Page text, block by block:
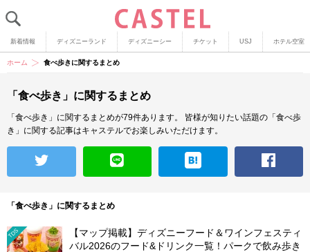
新着情報 ディズニーランド ディズニーシー チケット USJ ホテル空室
ホーム 食べ歩きに関するまとめ
「食べ歩き」に関するまとめ
「食べ歩き」に関するまとめが79件あります。
皆様が知りたい話題の「食べ歩
き」に関する記事はキャステルでお楽しみいただけます。
「食べ歩き」に関するまとめ
TDS
【マップ掲載】ディズニーフード＆ワインフェスティ
バル2026のフード&ドリンク一覧！パークで飲み歩き